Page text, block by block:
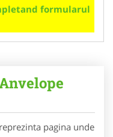
formularul
reprezinta pagina unde